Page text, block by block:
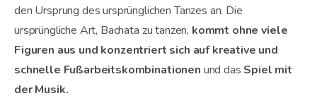
den Ursprung des ursprünglichen Tanzes an. Die
ursprüngliche Art, Bachata zu tanzen, kommt ohne viele
Figuren aus und konzentriert sich auf kreative und
schnelle Fußarbeitskombinationen und das Spiel mit
der Musik.